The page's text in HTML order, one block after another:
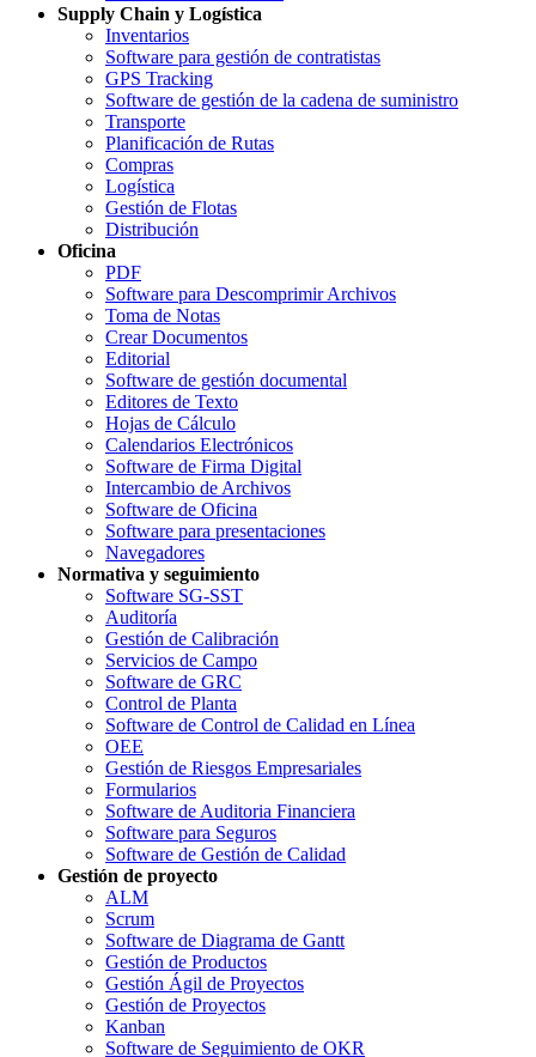
Supply Chain y Logística
Inventarios
Software para gestión de contratistas
GPS Tracking
Software de gestión de la cadena de suministro
Transporte
Planificación de Rutas
Compras
Logística
Gestión de Flotas
Distribución
Oficina
PDF
Software para Descomprimir Archivos
Toma de Notas
Crear Documentos
Editorial
Software de gestión documental
Editores de Texto
Hojas de Cálculo
Calendarios Electrónicos
Software de Firma Digital
Intercambio de Archivos
Software de Oficina
Software para presentaciones
Navegadores
Normativa y seguimiento
Software SG-SST
Auditoría
Gestión de Calibración
Servicios de Campo
Software de GRC
Control de Planta
Software de Control de Calidad en Línea
OEE
Gestión de Riesgos Empresariales
Formularios
Software de Auditoria Financiera
Software para Seguros
Software de Gestión de Calidad
Gestión de proyecto
ALM
Scrum
Software de Diagrama de Gantt
Gestión de Productos
Gestión Ágil de Proyectos
Gestión de Proyectos
Kanban
Software de Seguimiento de OKR